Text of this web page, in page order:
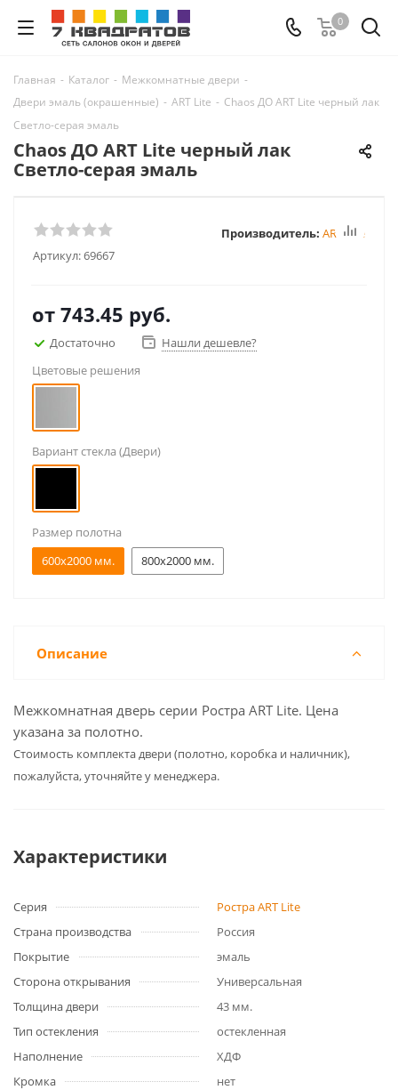
0
Главная - Каталог - Межкомнатные двери -
Двери эмаль (окрашенные) - ART Lite - Chaos ДО ART Lite черный лак
Светло-серая эмаль
Chaos ДО ART Lite черный лак
Светло-серая эмаль
Артикул:69667
Производитель: ART Lite
от 743.45 руб.
Достаточно
Нашли дешевле?
Цветовые решения
Вариант стекла (Двери)
Размер полотна
600x2000 мм.
800x2000 мм.
Описание
Межкомнатная дверь серии Ростра ART Lite. Цена
указана за полотно.
Cтоимость комплекта двери (полотно, коробка и наличник),
пожалуйста, уточняйте у менеджера.
Характеристики
Серия
Ростра ART Lite
Страна производства
Россия
Покрытие
эмаль
Сторона открывания
Универсальная
Толщина двери
43 мм.
Тип остекления
остекленная
Наполнение
ХДФ
Кромка
нет